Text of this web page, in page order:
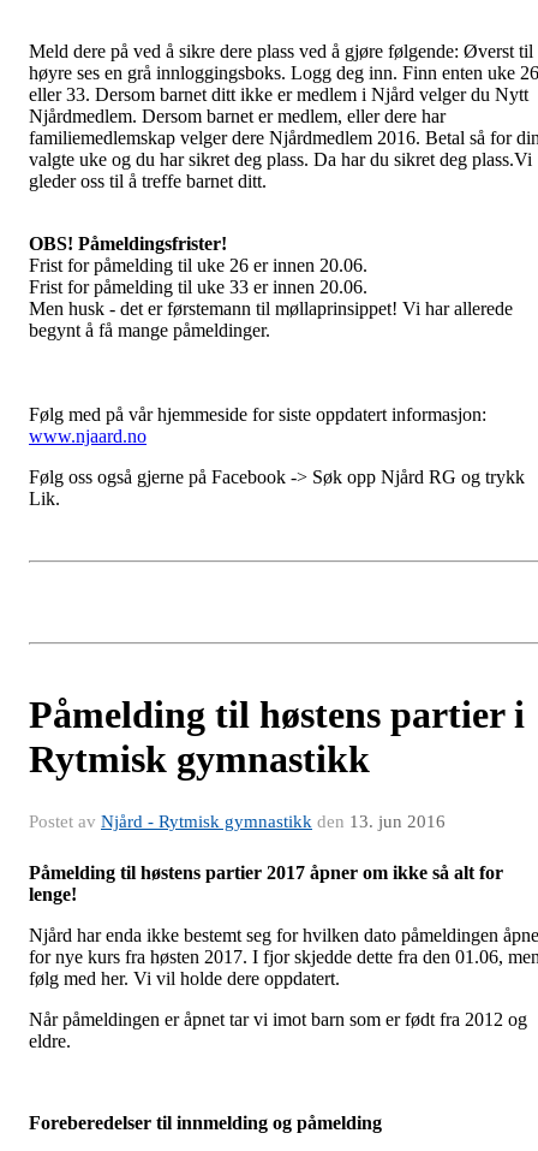
Meld dere på ved å sikre dere plass ved å gjøre følgende: Øverst til
høyre ses en grå innloggingsboks. Logg deg inn. Finn enten uke 26
eller 33. Dersom barnet ditt ikke er medlem i Njård velger du Nytt
Njårdmedlem. Dersom barnet er medlem, eller dere har
familiemedlemskap velger dere Njårdmedlem 2016. Betal så for
valgte uke og du har sikret deg plass. Da har du sikret deg plass.Vi
gleder oss til å treffe barnet ditt.
OBS! Påmeldingsfrister!
Frist for påmelding til uke 26 er innen 20.06.
Frist for påmelding til uke 33 er innen 20.06.
Men husk - det er førstemann til møllaprinsippet! Vi har allerede
begynt å få mange påmeldinger.
Følg med på vår hjemmeside for siste oppdatert informasjon:
www.njaard.no
Følg oss også gjerne på Facebook -> Søk opp Njård RG og trykk
Lik.
Påmelding til høstens partier i
Rytmisk gymnastikk
Postet av Njård - Rytmisk gymnastikk den 13. jun 2016
Påmelding til høstens partier 2017 åpner om ikke så alt for
lenge!
Njård har enda ikke bestemt seg for hvilken dato påmeldingen
for nye kurs fra høsten 2017. I fjor skjedde dette fra den 01.06,
følg med her. Vi vil holde dere oppdatert.
Når påmeldingen er åpnet tar vi imot barn som er født fra 2012 og
eldre.
Foreberedelser til innmelding og påmelding